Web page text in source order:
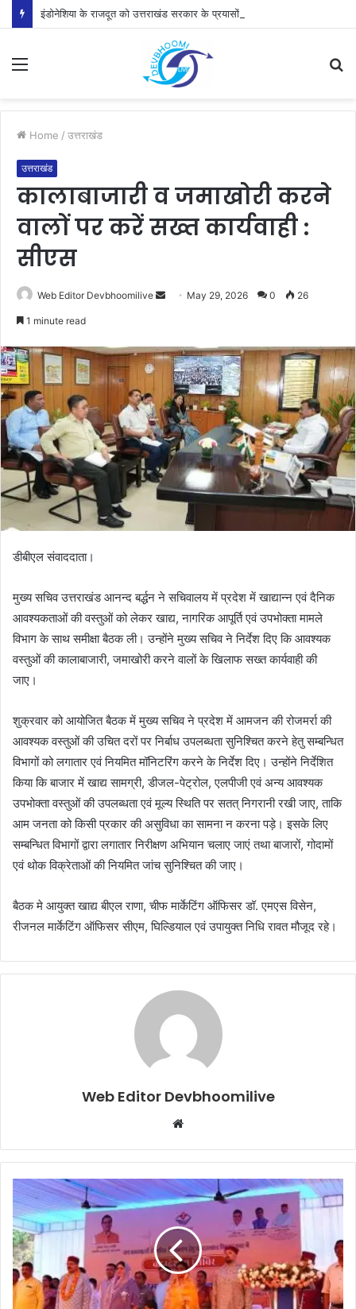
इंडोनेशिया के राजदूत को उत्तराखंड सरकार के प्रयासों की जानकारी दी
Menu
Home / उत्तराखंड
उत्तराखंड
कालाबाजारी व जमाखोरी करने
वालों पर करें सख्त कार्यवाही :
सीएस
Web Editor Devbhoomilive
Send May 29, 2026 0 26
1 minute read
डीबीएल संवाददाता।
मुख्य सचिव उत्तराखंड आनन्द बर्द्धन ने सचिवालय में प्रदेश में खाद्यान्न एवं दैनिक
आवश्यकताओं की वस्तुओं को लेकर खाद्य, नागरिक आपूर्ति एवं उपभोक्ता मामले
विभाग के साथ समीक्षा बैठक ली। उन्होंने मुख्य सचिव ने निर्देश दिए कि आवश्यक
वस्तुओं की कालाबाजारी, जमाखोरी करने वालों के खिलाफ सख्त कार्यवाही की
जाए।
शुक्रवार को आयोजित बैठक में मुख्य सचिव ने प्रदेश में आमजन की रोजमर्रा की
आवश्यक वस्तुओं की उचित दरों पर निर्बाध उपलब्धता सुनिश्चित करने हेतु सम्बन्धित
विभागों को लगातार एवं नियमित मॉनिटरिंग करने के निर्देश दिए। उन्होंने निर्देशित
किया कि बाजार में खाद्य सामग्री, डीजल-पेट्रोल, एलपीजी एवं अन्य आवश्यक
उपभोक्ता वस्तुओं की उपलब्धता एवं मूल्य स्थिति पर सतत् निगरानी रखी जाए, ताकि
आम जनता को किसी प्रकार की असुविधा का सामना न करना पड़े। इसके लिए
सम्बन्धित विभागों द्वारा लगातार निरीक्षण अभियान चलाए जाएं तथा बाजारों, गोदामों
एवं थोक विक्रेताओं की नियमित जांच सुनिश्चित की जाए।
बैठक मे आयुक्त खाद्य बीएल राणा, चीफ मार्केटिंग ऑफिसर डॉ. एमएस विसेन,
रीजनल मार्केटिंग ऑफिसर सीएम, घिल्डियाल एवं उपायुक्त निधि रावत मौजूद रहे।
Web Editor Devbhoomilive
Website